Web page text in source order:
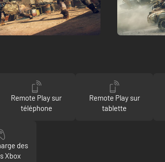
Remote Play sur
téléphone
Remote Play sur
tablette
des
Xbox